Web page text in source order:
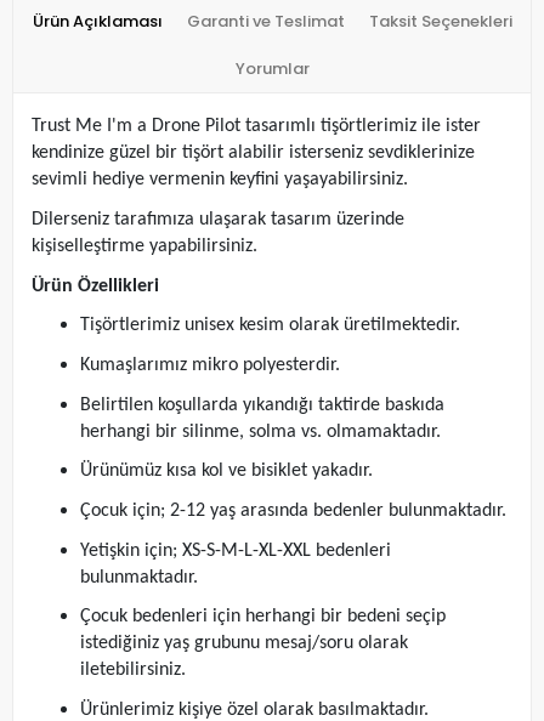
Ürün Açıklaması Garanti ve Teslimat Taksit Seçenekleri
Yorumlar
Trust Me I'm a Drone Pilot tasarımlı tişörtlerimiz ile ister
kendinize güzel bir tişört alabilir isterseniz sevdiklerinize
sevimli hediye vermenin keyfini yaşayabilirsiniz.
Dilerseniz tarafımıza ulaşarak tasarım üzerinde
kişiselleştirme yapabilirsiniz.
Ürün Özellikleri
Tişörtlerimiz unisex kesim olarak üretilmektedir.
Kumaşlarımız mikro polyesterdir.
Belirtilen koşullarda yıkandığı taktirde baskıda
herhangi bir silinme, solma vs. olmamaktadır.
Ürünümüz kısa kol ve bisiklet yakadır.
Çocuk için; 2-12 yaş arasında bedenler bulunmaktadır.
Yetişkin için; XS-S-M-L-XL-XXL bedenleri
bulunmaktadır.
Çocuk bedenleri için herhangi bir bedeni seçip
istediğiniz yaş grubunu mesaj/soru olarak
iletebilirsiniz.
Ürünlerimiz kişiye özel olarak basılmaktadır.